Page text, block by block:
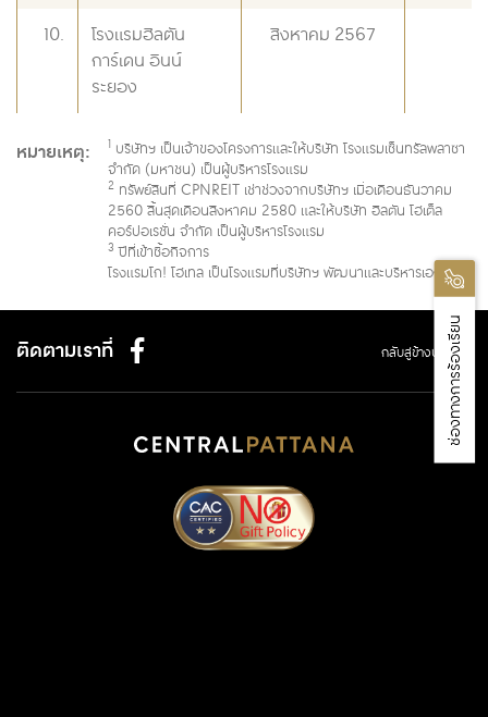
10.
โรงแรมฮิลตัน
การ์เดน อินน์
ระยอง
สิงหาคม 2567
หมายเหตุ: 1 บริษัทฯ เป็นเจ้าของโครงการและให้บริษัท โรงแรมเซ็นทรัลพลาซา
จำกัด (มหาชน) เป็นผู้บริหารโรงแรม
2 ทรัพย์สินที่ CPNREIT เช่าช่วงจากบริษัทฯ เมื่อเดือนธันวาคม
2560 สิ้นสุดเดือนสิงหาคม 2580 และให้บริษัท ฮิลตัน โฮเต็ล
คอร์ปอเรชั่น จำกัด เป็นผู้บริหารโรงแรม
3 ปีที่เข้าซื้อกิจการ
โรงแรมโก! โฮเทล เป็นโรงแรมที่บริษัทฯ พัฒนาและบริหารเอง
ช่องทางการร้องเรียน
ติดตามเราที่ กลับสู่ข้างบน